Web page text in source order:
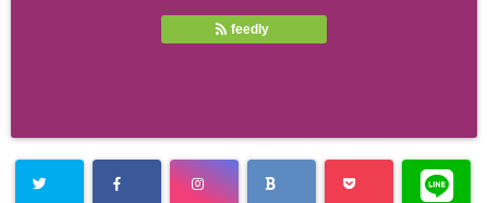
feedly